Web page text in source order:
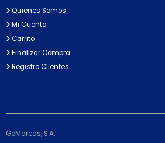
Quiénes Somos
Mi Cuenta
Carrito
Finalizar Compra
Registro Clientes
GoMarcas, S.A.